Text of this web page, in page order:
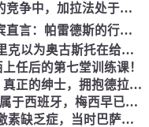
[足球]罗马诺：在签约本纳塞尔的竞争中，加拉法处于领先地位
【体育头条】认同吗？ESPN嘉宾直言：帕雷德斯的行为无法容忍
【视频】原来你是这样的人！恩里克以为奥古斯托在给自己拍照，但
任后的第七堂训练课！
[值得一看]科贝电台记者赞斯帅：真正的绅士，拥抱德拉富恩特+
[Z原创]阿根廷解说员：哪怕奖杯属于西班牙，梅西早已唤醒阿根
【体育视频】梅西小时患有生长激素缺乏症，当时巴萨总监看了比赛